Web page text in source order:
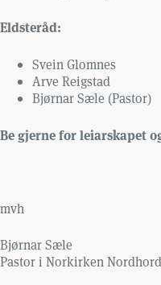
Eldsteråd:
Svein Glomnes
Arve Reigstad
Bjørnar Sæle (Pastor)
Be gjerne for leiarskapet
mvh
Bjørnar Sæle
Pastor i Norkirken